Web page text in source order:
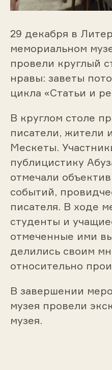
29 декабря в
мемориальном
провели круглый
нравы: заветы
цикла «Статьи и
В круглом столе
писатели, жители
Мескеты.
публицистику
отмечали
событий,
писателя. В ходе
студенты и
отмеченные ими
делились своим
относительно
В завершении
музея провели
музея.